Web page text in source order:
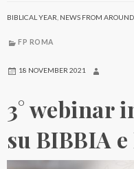
BIBLICAL YEAR, NEWS FROM
FP ROMA
18 NOVEMBER 2021
3° webinar
su BIBBIA